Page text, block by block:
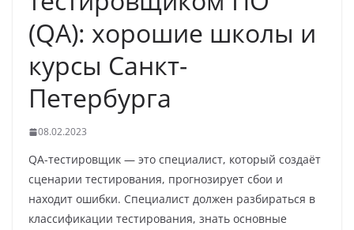
(QA): хорошие школы и
курсы Санкт-
Петербурга
08.02.2023
QA-тестировщик — это специалист, который создаёт
сценарии тестирования, прогнозирует сбои и
находит ошибки. Специалист должен разбираться в
классификации тестирования, знать основные